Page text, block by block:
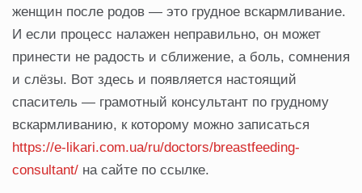
женщин после родов — это грудное вскармливание.
И если процесс налажен неправильно, он может
принести не радость и сближение, а боль, сомнения
и слёзы. Вот здесь и появляется настоящий
спаситель — грамотный консультант по грудному
вскармливанию, к которому можно записаться
https://e-likari.com.ua/ru/doctors/breastfeeding-
consultant/ на сайте по ссылке.